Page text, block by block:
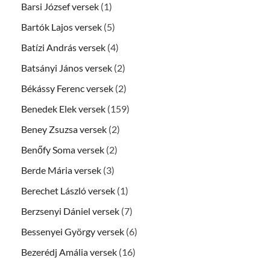
Barsi József versek (1)
Bartók Lajos versek (5)
Batízi András versek (4)
Batsányi János versek (2)
Békássy Ferenc versek (2)
Benedek Elek versek (159)
Beney Zsuzsa versek (2)
Benőfy Soma versek (2)
Berde Mária versek (3)
Berechet László versek (1)
Berzsenyi Dániel versek (7)
Bessenyei György versek (6)
Bezerédj Amália versek (16)